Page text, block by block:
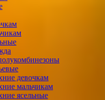
девочкам
мальчикам
ясельные